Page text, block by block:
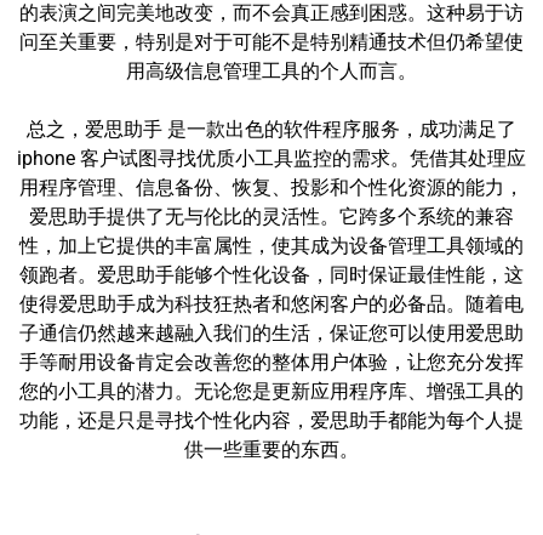
的表演之间完美地改变，而不会真正感到困惑。这种易于访
问至关重要，特别是对于可能不是特别精通技术但仍希望使
用高级信息管理工具的个人而言。
总之，爱思助手 是一款出色的软件程序服务，成功满足了
iphone 客户试图寻找优质小工具监控的需求。凭借其处理应
用程序管理、信息备份、恢复、投影和个性化资源的能力，
爱思助手提供了无与伦比的灵活性。它跨多个系统的兼容
性，加上它提供的丰富属性，使其成为设备管理工具领域的
领跑者。爱思助手能够个性化设备，同时保证最佳性能，这
使得爱思助手成为科技狂热者和悠闲客户的必备品。随着电
子通信仍然越来越融入我们的生活，保证您可以使用爱思助
手等耐用设备肯定会改善您的整体用户体验，让您充分发挥
您的小工具的潜力。无论您是更新应用程序库、增强工具的
功能，还是只是寻找个性化内容，爱思助手都能为每个人提
供一些重要的东西。